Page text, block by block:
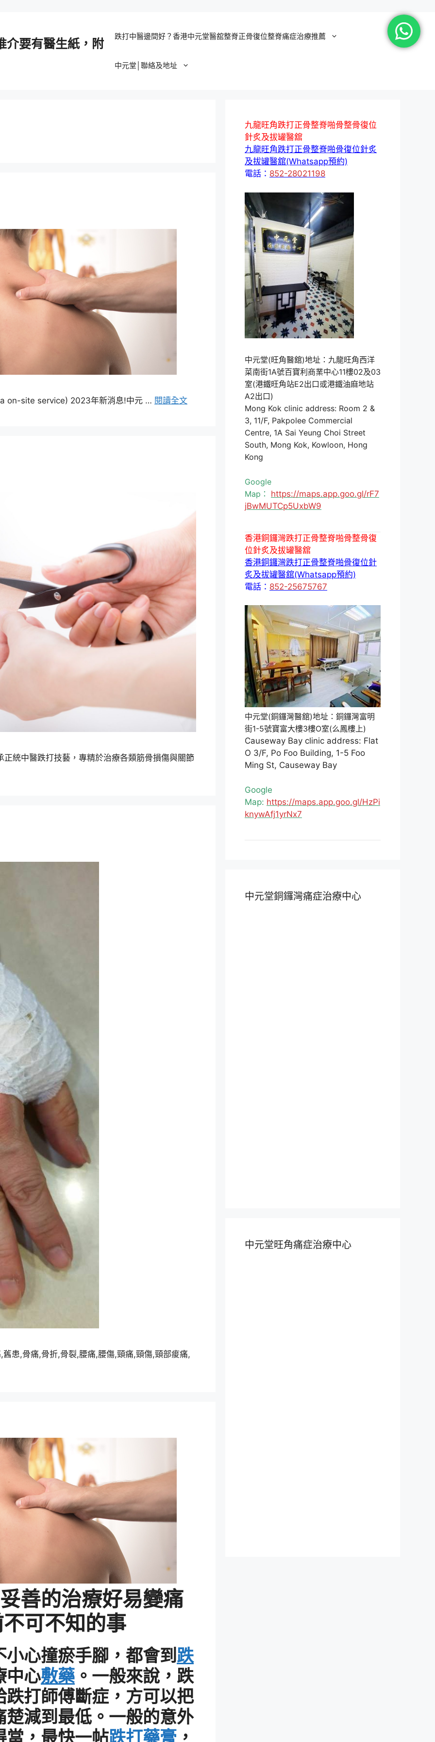
介要有醫生紙，附
跌打中醫邊間好？香港中元堂醫舘整脊正骨復位整脊痛症治療推薦
中元堂│聯絡及地址
on-site service) 2023年新消息!中元 … 閱讀全文
統中醫跌打技藝，專精於治療各類筋骨損傷與關節
患,骨痛,骨折,骨裂,腰痛,腰傷,頸痛,頸傷,頸部痠痛,
善的治療好易變痛
可不知的事
心撞瘀手腳，都會到跌
中心敷藥 。一般來說，跌
打師傅斷症，方可以把
減到最低。一般的意外
當，最快一帖跌打藥膏 ，
九龍旺角跌打正骨整脊啪骨整骨復位
針炙及拔罐醫舘
九龍旺角跌打正骨整脊啪骨復位針炙
及拔罐醫舘(Whatsapp預約)
電話： 852-28021198
中元堂(旺角醫舘)地址：九龍旺角西洋
菜南街1A號百寶利商業中心11樓02及03
室(港鐵旺角站E2出口或港鐵油麻地站
A2出口)
Mong Kok clinic address: Room 2 &
3, 11/F, Pakpolee Commercial
Centre, 1A Sai Yeung Choi Street
South, Mong Kok, Kowloon, Hong
Kong
Google
Map： https://maps.app.goo.gl/rF7
jBwMUTCp5UxbW9
香港銅鑼灣跌打正骨整脊啪骨整骨復
位針炙及拔罐醫舘
香港銅鑼灣跌打正骨整脊啪骨復位針
炙及拔罐醫舘(Whatsapp預約)
電話： 852-25675767
中元堂(銅鑼灣醫舘)地址：銅鑼灣富明
街1-5號寶富大樓3樓O室(么鳳樓上)
Causeway Bay clinic address: Flat
O 3/F, Po Foo Building, 1-5 Foo
Ming St, Causeway Bay
Google
Map: https://maps.app.goo.gl/HzPi
knywAfj1yrNx7
中元堂銅鑼灣痛症治療中心
中元堂旺角痛症治療中心